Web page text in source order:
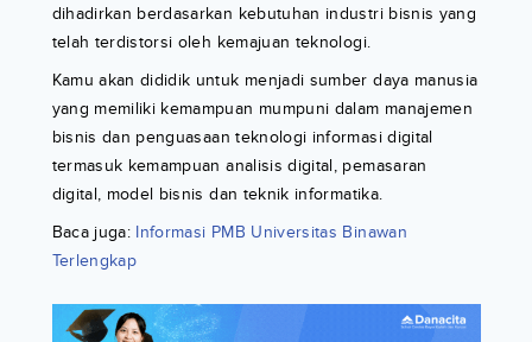
dihadirkan berdasarkan kebutuhan industri bisnis yang
telah terdistorsi oleh kemajuan teknologi.
Kamu akan dididik untuk menjadi sumber daya manusia
yang memiliki kemampuan mumpuni dalam manajemen
bisnis dan penguasaan teknologi informasi digital
termasuk kemampuan analisis digital, pemasaran
digital, model bisnis dan teknik informatika.
Baca juga: Informasi PMB Universitas Binawan
Terlengkap